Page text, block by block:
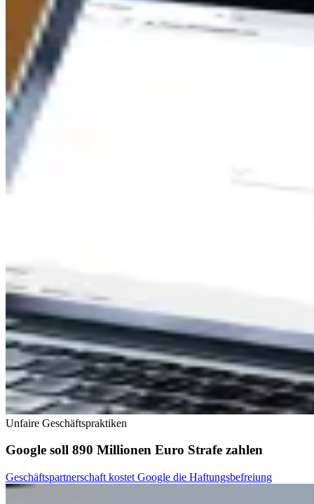
Unfaire Geschäftspraktiken
Google soll 890 Millionen Euro Strafe zahlen
Geschäftspartnerschaft kostet Google die Haftungsbefreiung